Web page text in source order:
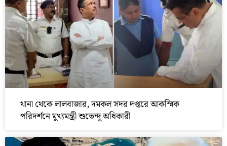
থানা থেকে লালবাজার, দমকল সদর দপ্তরে আকস্মিক
পরিদর্শনে মুখ্যমন্ত্রী শুভেন্দু অধিকারী